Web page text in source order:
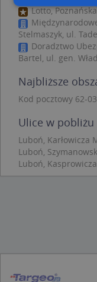
Lotto,
Stelmaszyk, ul.
Doradztwo
Bartel, ul. gen.
Najbliższe
Kod pocztowy 62-
Ulice w pobliżu
Luboń, Karłowicza
Luboń,
Luboń,
Niezbędne
jak logowanie
Bez
prawidłowo
Nazwa
APPSESSID